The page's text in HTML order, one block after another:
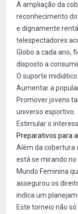
A ampliação da
reconhecimento
e dignamente
telespectadores
Globo a cada ano,
disposto a
O suporte
Aumentar a
Promover jovens
universo esportivo.
Estimular o
Preparativos para
Além da cobertura
está se mirando
Mundo Feminina
assegurou os
indica um
Este torneio não